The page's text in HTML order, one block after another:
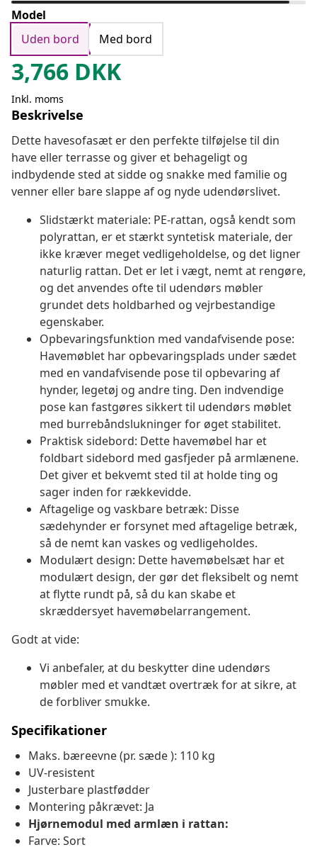
vet
vet
Model
Uden bord
Med bord
3,766 DKK
Inkl. moms
Beskrivelse
Dette havesofasæt er den perfekte tilføjelse til din
have eller terrasse og giver et behageligt og
indbydende sted at sidde og snakke med familie og
venner eller bare slappe af og nyde udendørslivet.
Slidstærkt materiale: PE-rattan, også kendt som
polyrattan, er et stærkt syntetisk materiale, der
ikke kræver meget vedligeholdelse, og det ligner
naturlig rattan. Det er let i vægt, nemt at rengøre,
og det anvendes ofte til udendørs møbler
grundet dets holdbarhed og vejrbestandige
egenskaber.
Opbevaringsfunktion med vandafvisende pose:
Havemøblet har opbevaringsplads under sædet
med en vandafvisende pose til opbevaring af
hynder, legetøj og andre ting. Den indvendige
pose kan fastgøres sikkert til udendørs møblet
med burrebåndslukninger for øget stabilitet.
Praktisk sidebord: Dette havemøbel har et
foldbart sidebord med gasfjeder på armlænene.
Det giver et bekvemt sted til at holde ting og
sager inden for rækkevidde.
Aftagelige og vaskbare betræk: Disse
sædehynder er forsynet med aftagelige betræk,
så de nemt kan vaskes og vedligeholdes.
Modulært design: Dette havemøbelsæt har et
modulært design, der gør det fleksibelt og nemt
at flytte rundt på, så du kan skabe et
skræddersyet havemøbelarrangement.
Godt at vide:
Vi anbefaler, at du beskytter dine udendørs
møbler med et vandtæt overtræk for at sikre, at
de forbliver smukke.
Specifikationer
Maks. bæreevne (pr. sæde ): 110 kg
UV-resistent
Justerbare plastfødder
Montering påkrævet: Ja
Hjørnemodul med armlæn i rattan:
Farve: Sort